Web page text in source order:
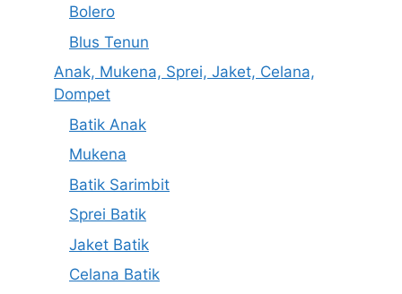
Bolero
Blus Tenun
Anak, Mukena, Sprei, Jaket, Celana,
Dompet
Batik Anak
Mukena
Batik Sarimbit
Sprei Batik
Jaket Batik
Celana Batik